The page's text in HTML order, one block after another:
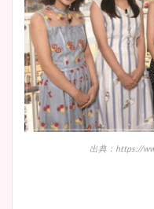
出典：https://